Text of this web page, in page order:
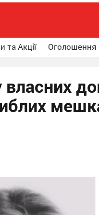
та Акції Оголошення
власних